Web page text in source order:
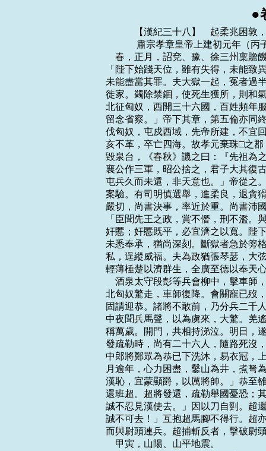
●
　　【漢紀三十八】　起柔兆困敦，盡閼逢涒灘，凡九年。
    　　 肅宗孝章皇帝上建初元年（丙子，公元七六年）
    春，正月，詔兗、豫、徐三州稟贍饑民。上問司徒鮑昱：「何以消復旱災？」對曰：
「陛下始踐天位，雖有失得，未能致異。臣前為汝南太守，典治楚事，系者千餘人，恐
未能盡當其罪。夫大獄一起，冤者過半。又，諸徙者骨肉離分，孤魂不祀。宜一切還諸
徙家。蠲除禁錮，使死生獲所，則和氣可致。」帝納其言。校書郎楊終上疏曰：「間者
北征匈奴，西開三十六國，百姓頻年服役，轉輸煩費；愁困之民足以感動天地。陛下宜
留念省察。」帝下其章，第五倫亦同終議。牟融、飽昱皆以為：「孝子無改父之道。征
伐匈奴，屯戍西域，先帝所建，不宜回異。」終復上疏曰：「秦築長城，功役繁興；胡
亥不革，卒亡四海。故孝元棄珠□之郡，光武絕西域之國，不以介鱗易我衣裳。魯文公
毀泉台，《春秋》譏之曰：『先祖為之而己毀之，不如勿居而已，』以其無妨害於民也；
襄公作三軍，昭公捨之，君子大其復古，以為不捨則有害於民也。今伊吾之役，樓蘭之
屯兵久而未還，非天意也。」帝從之。丙寅，詔：「二千石勉勸農桑。罪非殊死，須秋
案驗。有司明慎選舉，進柔良，退貪猾，順時令，理冤獄。」是時承永平故事，吏政尚
嚴切，尚書決事，率近於重。尚書沛國陳寵以帝新即位，宜改前世苛俗，乃上疏曰：
「臣聞先王之政，賞不僭，刑不濫。與其不得已，寧僭無濫。往者斷獄嚴明，所以威懲
奸慝；奸慝既平，必宜濟之以寬。陛下即位，率由此義，數詔群僚，弘崇晏晏，而有司
未悉奉承，猶尚深刻。斷獄者急於篣格酷烈之痛，執憲者煩於詆欺放濫之文，或因公行
私，逞縱威福。夫為政猶張琴瑟，大弦急者小弦絕。陛下宜隆先王之道，蕩滌煩苛之法，
輕薄棰楚以濟群生，全廣至德以奉天心。」帝深納寵言，每事務於寬厚。
    酒泉太守段彭等兵會柳中，擊車師，攻交河城，斬首三千八百級，獲生口三千餘人。
北匈奴驚走，車師復降。會關寵已歿，謁者王蒙等欲引兵還；耿恭軍吏范羌，時在軍中，
固請迎恭。諸將不敢前，乃分兵二千人與羌，從山北迎恭，遇大雪丈餘，軍僅能至。城
中夜聞兵馬聲，以為虜來，大驚。羌遙呼曰：「我范羌也，漢遣軍迎校尉耳。」城中皆
稱萬歲。開門，共相持涕泣。明日，遂相隨俱歸。虜兵追之，且戰且行。吏士素饑困，
發疏勒時，尚有二十六人，隨路死沒，三月至玉門，唯餘十三人，衣屨穿決，形容枯槁。
中郎將鄭眾為恭已下洗沐，易衣冠，上疏奏：「恭以單兵守孤城，當匈奴數萬之眾，連
月逾年，心力困盡，鑿山為井，煮弩為糧，前後殺傷丑虜數百千計，卒全忠勇，不為大
漢恥，宜蒙顯爵，以厲將帥。」恭至雒陽，拜騎都尉。詔悉罷戊、己校尉及都護官，征
還班超。超將發還，疏勒舉國憂恐；其都尉黎弇曰：「漢使棄我，我必復為龜茲所滅耳，
誠不忍見漢使去。」因以刀自剄。超還至於窴，王侯以下皆號泣，曰：「依漢使如父母，
誠不可去！」互抱超馬腳不得行。超亦欲遂其本志，乃更還疏勒。疏勒兩城已降龜茲，
而與尉頭連兵。超捕斬反者，擊破尉頭，殺六百餘人，疏勒復安。
    甲寅，山陽、山平地震。
    東平王蒼上便宜三事。帝報書曰：「間吏民奏事亦有此言，但明智淺短，或謂倘是，
復慮為非，不知所定。得王深策，恢然意解；思惟嘉謀，以次奉行。特賜王錢五百萬。」
後帝欲為原陵、顯節陵起縣邑，蒼上疏諫曰：「竊見光武皇帝躬履儉約之行，深睹始終
之分，勤勤懇懇，以葬制為言；孝明皇帝大孝無違，承奉遵行。謙德之美，於斯為盛。
臣愚以園邑之興，始自強秦。古者丘隴且不欲其著明，豈況築郭邑、建都郛哉！上違先
帝聖心，下造無益之功，虛費國用，動搖百姓，非所以致和氣、祈豐年也。陛下履有虞
之至性，追祖檷之深思，臣蒼誠傷二帝純德之美不暢於無窮也。」帝乃止。自是朝廷每
有疑政，輒驛使諮問，蒼悉心以對，皆見納用。秋，八月，庚寅，有星孛於天市。
    初，益州西部都尉廣漢鄭純，為政清潔，化行夷貊，君長感慕，皆奉珍內附；明帝
為之置永昌郡，以純為太守。純在官十年而卒，後人不能撫循夷人。九月，哀牢王類牢
殺守令反，攻博南。
    阜陵王延數懷怨望，有告延與子男魴造逆謀者；上不忍誅，冬十一月，貶延為阜陵
侯，食一縣，不得與吏民通。
    北匈奴皋林溫禺犢王將眾還居涿邪山，南單于與邊郡及烏桓共擊破之。是歲，南部
大饑，詔稟給之。
    　　 肅宗孝章皇帝上建初二年（丁丑，公元七七年）
    春，三月，甲辰，罷伊吾盧屯兵，匈奴復遣兵守其地。
    永昌、越巂、益州三郡兵及昆明夷鹵承等，擊哀牢王類牢於博南，大破，斬之。
    夏，四月，戊子，詔還坐楚、淮陽事徙者四百餘家。
    上欲封爵諸舅，太后不聽。會大旱，言事者以為不封外戚之故，有司請依舊典。太
後詔曰：「凡言事者，皆欲媚朕以要福耳。昔王氏五侯同日俱封，黃霧四塞，不聞澍雨
之應。夫外戚貴盛，鮮不傾覆；故先帝防慎舅氏，不令在樞機之位，又言『我子不當與
先帝子等』，今有司奈何欲以馬氏比陰氏乎！且陰衛尉，天下稱之，省中御者至門，出
不及履，此蘧伯玉之敬也；新陽侯雖剛強，微失理，然有方略，據地談論，一朝無雙；
原鹿貞侯，勇猛誠信；此三人者，天下選臣，豈可及哉！馬氏不及陰氏遠矣。吾不才，
夙夜累息，常恐虧先後之法，有毛髮之罪吾不釋，言之不捨晝夜，而親屬犯之不止，治
喪起墳，又不時覺，是吾言之不立而耳目之塞也。
    吾為天下母，而身服大練，食不求甘，左右但著帛布，無香蕃之飾者，欲身率下也。
以為外親見之，當傷心自敕，但笑言『太后素好儉』。前過濯龍門上，見外家問起居者，
車如流水，馬如游龍，倉頭衣綠□，領袖正白，顧視御者，不及遠矣。故不加譴怒，但
絕歲用而已，冀以默愧其心，猶懈怠無憂國忘家之慮。知臣莫若君，況親屬乎！吾豈可
上負先帝之旨，下虧先人之德，重襲西京敗亡之禍哉！」固不許。帝省詔悲歎，復重請
曰：「漢興，舅氏之封侯，猶皇子之為王也。太后誠存謙虛，奈何令臣獨不加恩三舅乎！
且衛尉年尊，兩校尉有大病，如令不諱，使臣長抱刻骨之恨。宜及吉時，不可稽留。」
太后報曰：「吾反覆念之，思令兩善，豈徒欲獲謙讓之名而使帝受不外施之嫌哉！昔竇
太后欲封王皇後之兄，丞相條侯言：『高祖約，無軍功不侯。』今馬氏無功於國，豈得
與陰、郭中興之後等邪！常觀富貴之家，祿位重疊，猶再實之木，其根必傷。且人所以
願封侯者，欲上奉祭祀，不求溫飽耳；今祭祀則受太官之賜，衣食則蒙御府餘資，斯豈
不可足，而必當得一縣乎！吾計之孰矣，勿有疑也。夫至孝之行，安親為上。今數遭變
異，谷價數倍，憂惶晝夜，不安坐臥，而欲先營外家之封，違慈母之拳拳乎！吾素剛急，
有胸中氣，不可不順也。子之未冠，由於父母，已冠成人，則行子之志。念帝，人君也；
吾以未逾三年之故，自吾家族，故得專之。若陰陽調和，邊境清靜，然後行子之志；吾
但當含飴弄孫，不能復關政矣。」上乃止。
    太后嘗詔三輔：諸馬昏親有屬托郡縣、干亂吏治者，以法聞。太夫人葬起墳微高，
太后以為言，兄衛尉廖等即時減削。其外親有謙素義行者，輒假借溫言，賞以財位；如
有纖介，則先見嚴恪之色，然後加譴。其美車服、不尊法度者，便絕屬籍，遣歸田裡。
廣平、巨鹿、樂成王，車騎樸素，無金銀之飾，帝以白太后，即賜錢各五百萬。於是內
外從化，被服如一；諸家惶恐，倍於永平時。置織室，蠶於濯龍中，數往觀視，以為娛
樂。常與帝旦夕言道政事，及教授小王《論語》經書，述敘平生，雍和終日。
    馬廖慮美業難終，上疏勸成德政曰：「昔元帝罷服官，成帝御浣衣，哀帝去樂府，
然而侈費不息，至於衰亂者，百姓從行不從言也。夫改政移風，必有其本。《傳》曰：
吳王好劍客，百姓多創瘢；楚王好細腰，宮中多餓死。』長安語曰：『城中好高結，四
方高一尺；城中好廣眉，四方且半額；城中好大袖，四方全匹帛。』斯言如戲，有切事
實。前下制度未幾，後稍不行，雖或吏不奉法，良由慢起京師。今陛下素簡所安，發自
聖性，誠令斯事一竟，則四海誦德，聲薰天地，神明可通，況於行令乎！」太后深納之。
    初，安夷縣吏略妻卑湳種羌人婦，吏為其夫所殺，安夷長宗延追之出塞。種人恐見
誅，遂共殺延而與勒姐、吾良二種相結為寇。於是燒當羌豪滇吾之子迷吾率諸種俱反，
敗金城太守郝崇。詔以武威太守北地傅育為護羌校尉，自安夷徙居臨羌。迷吾又與封養
種豪布橋等五萬餘人共寇隴西、漢陽。秋，八月，遣行車騎將軍馬防、長水校尉耿恭將
北軍五校兵及諸郡射士三萬人擊之。第五倫上疏曰：「臣愚以為貴戚可封侯以富之，不
當任以職事。何者？繩以法則傷恩，私以親則違憲。伏聞馬防今當西征，臣以太后恩仁，
陛下至孝，恐卒有纖介，難為意愛。」帝不從。馬防等軍到冀，布橋等圍南部都尉於臨
洮，防進擊，破之，斬首虜四千餘人，遂解臨洮圍；其眾皆降，唯布橋等二萬餘人屯望
曲谷不下。
    十二月，戊寅，有星孛於紫宮。
    帝納竇勳女為貴人，有寵。貴人母，即東海恭王女沘公主也。
    第五倫上疏曰：「光武承王莽之餘，頗以嚴猛為政，後代因之，遂成風化；郡國所
舉，類多辦職俗吏，殊未有寬博之選以應上求者也。陳留令劉豫，冠軍令駟協，並以刻
薄之姿，務為嚴苦，吏民愁怨，莫不疾之。而今之議者反以為能，違天心，失經義；非
徒應坐豫、協，亦宜譴舉者。務進仁賢以任時政，不過數人，則風俗自化矣。臣嘗讀書
記，知秦以酷急亡國，又目見王莽亦以苛法自滅，故勤勤懇懇，實在於此。又聞諸王、
主、貴戚，驕奢逾制，京師尚然，何以示遠！故曰：『其身不正，雖令不行。』以身教
者從，以言教者訟。」上善之。倫雖天性峭直，然常疾俗吏苛刻，論議每依寬厚雲。
    　　 肅宗孝章皇帝上建初三年（戊寅，公元七八年）
    春，正月，己酉，宗祀明堂，登靈台，赦天下。
    馬防擊布橋，大破之，布橋將種人萬餘降，詔征防還。留耿恭擊諸未服者，斬首虜
千餘人，勒姐、燒何等十三種數萬人，皆詣恭降。恭嘗以言事忤馬防，監營謁者承旨，
奏恭不憂軍事，坐征下獄，免官。
    三月，癸巳，立貴人竇氏為皇後。
    初，顯宗之世，治虖沱、石臼河，從都慮至羊腸倉，欲令通漕。太原吏民苦役，連
年無成，死者不可勝算。帝以郎中鄧訓為謁者，監領其事。訓考量隱括，知其難成，具
以上言。夏，四月，己巳，詔罷其役，更用驢輦，歲省費億萬計，全活徒士數千人。訓，
禹之子也。
    閏月，西域假司馬班超率疏勒、康居、於窴、拘彌兵一萬人攻姑墨石城，破之，斬
首七百級。
    冬，十二月，丁酉，以馬防為車騎將軍。
    武陵漊中蠻反。
    是歲，有司奏遣廣平王羨、巨鹿王恭、樂成王黨俱就國。上性篤愛，不忍與諸王乖
離，遂皆留京師。
    　　 肅宗孝章皇帝上建初四年（己卯，公元七九年）
    春，二月，庚寅，太尉牟融薨。
    夏，四月，戊子，立皇子慶為太子。
    己丑，徙巨鹿王恭為江陵王，汝南王暢為梁王，常山王昺為淮陽王。
    辛卯，封皇子伉為千乘王，全為平春王。
    有司連據舊典，請封諸舅。帝以天下豐稔，方垂無事，癸卯，遂封衛尉廖為順陽侯，
車騎將軍防為穎陽侯，執金吾光為許侯。太后聞之曰：「吾少壯時，但慕竹帛，志不顧
命。今雖已老，猶戒之在得，故日夜惕厲，思自降損，冀乘此道，不負先帝。所以化導
兄弟，共同斯志，欲令瞑目之日，無所復恨，何意老志復不從哉！萬年之日長恨矣！」
廖等並辭讓，願就關內侯，帝不許。廖等不得已受封爵而上書辭位，帝許之。五月，丙
辰，防、廖、光皆以特進就第。
    甲戌，以司徒鮑昱為太尉，南陽太守桓虞為司徒。六月，癸丑，皇太后馬氏崩。帝
既為太后所養，專以馬氏為外家，故賈貴人不登極位，賈氏親族無受寵榮者。及太后崩，
但加貴人王赤綬，安車一駟，永巷宮人二百，御府雜帛二萬匹，大司農黃金千斤，錢二
千萬而已。
    秋，七月，壬戌，葬明德皇後。
    校書郎楊終建言：「宣帝博征群儒，論定《五經》於石渠閣。方今天下少事，學者
得成其業，而章句之徒，破環大體。宜如石渠故事，永為後世則。」帝從之。冬，十一
月，壬戌，詔太常：「將、大夫、博士、郎官及諸儒會白虎觀，議《五經》同異。」使
五官中郎將魏應承製問，侍中淳於恭奏，帝親稱制臨決，作《白虎議奏》，名儒丁鴻、
樓望、成封、桓郁、班固、賈逵及廣平王羨皆與焉。固，超之兄也。
    　　 肅宗孝章皇帝上建初五年（庚辰，公元八零年）
    春，二月，庚辰朔，日有食之。詔舉直言極諫。
    荊、豫諸郡兵討漊中蠻，破之。
    夏，五月，辛亥，詔曰：「朕思遲直士，側席異聞，其先至者，各已發憤吐懣，略
聞子大夫之志矣。皆欲置於左右，顧問省納。建武詔書又曰：『堯試臣以職，不直以言
語筆札。』今外官多曠，並可以補任。」
    戊辰，太傅趙熹薨。
    班超欲遂平西域，上疏請兵曰：「臣竊見先帝欲開西域，故北擊匈奴，西使外國，
善阜善、於窴即時向化，今拘彌、莎車、疏勒、月氏、烏孫、康居復願歸附，欲共並力，
破滅龜茲，平通漢道。若得龜茲，則西域未服者百份之一耳。前世議者皆曰：『取三十
六國，號為斷匈奴右臂。』今西域諸國，自日之所入，莫不向化，大小欣欣，貢奉不絕，
唯焉耆、龜茲獨未服從。臣前與官屬三十六人奉使絕域，備遭艱厄，自孤守疏勒，於今
五載，胡夷情數，臣頗識之，問其城郭小大，皆言倚漢與依天等。以是效之，則蔥領可
通，龜茲可伐。今宜拜龜茲侍子白霸為其國王，以步騎數百送之，與諸國連兵，歲月之
間，龜茲可禽。以夷狄攻夷狄，計之善者也。臣見莎車、疏勒田地肥廣，草故饒衍，不
比敦煌、善阜善間也，兵可不費中國而糧食自足。且姑墨、溫宿二王，特為龜茲所置，
既非其種，更相厭苦，其勢必有降者。若二國來降，則龜茲自破。願下臣章，參考行事，
誠有萬分，死復何恨！臣超區區特蒙神靈，竊冀未便僵僕，目見西域平定，陛下舉萬年
之觴，薦勳祖廟，布大喜於天下。」書奏，帝知其功可成，議欲給兵。平陵徐幹上疏，
願奮身佐超，帝以幹為假司馬，將馳刑及義從千人就超。先是莎車以為漢兵不出，遂降
於龜茲，而疏勒都尉番辰亦叛。會徐幹適至，超遂與幹擊番辰，大破之，斬首千餘級。
欲進攻龜茲，以烏孫兵強，宜因其力，乃上言：「烏孫大國，控弦十萬。故武帝妻以公
主，至孝宣帝卒得其用。今可遣使招慰，與共合力。」帝納之。
    　　 肅宗孝章皇帝上建初六年（辛巳，公元八一年）
    春。二月，辛卯，琅邪孝王京薨。
    夏，六月，丙辰，太尉鮑昱薨。
    辛未晦，日有食之。
    秋，七月，癸巳，以大司農鄧彪為太尉。
    武都太守廉范遷蜀郡太守。成都民物豐盛，邑宇逼側，舊制，禁民夜作以防火災，
而更相隱蔽，燒者日屬。范乃毀削先令，但嚴使儲水而已。百姓以為便，歌之曰：「廉
叔度，來何暮！不禁火，民安作。昔無襦，今五胯。」
    帝以沛王等將入朝，遣謁者賜貂裘及太官食物、珍果，又使大鴻臚竇固持節郊迎。
帝